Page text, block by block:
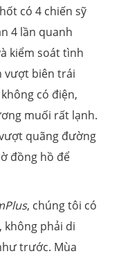
có 4 chiến sỹ
4 lần quanh
kiểm soát tình
vượt biên trái
có điện,
muối rất lạnh.
quãng đường
đồng hồ để
, chúng tôi có
phải di
trước. Mùa